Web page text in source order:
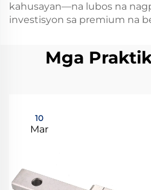
kahusayan—na lubos na
investisyon sa premium na
Mga
10
Mar